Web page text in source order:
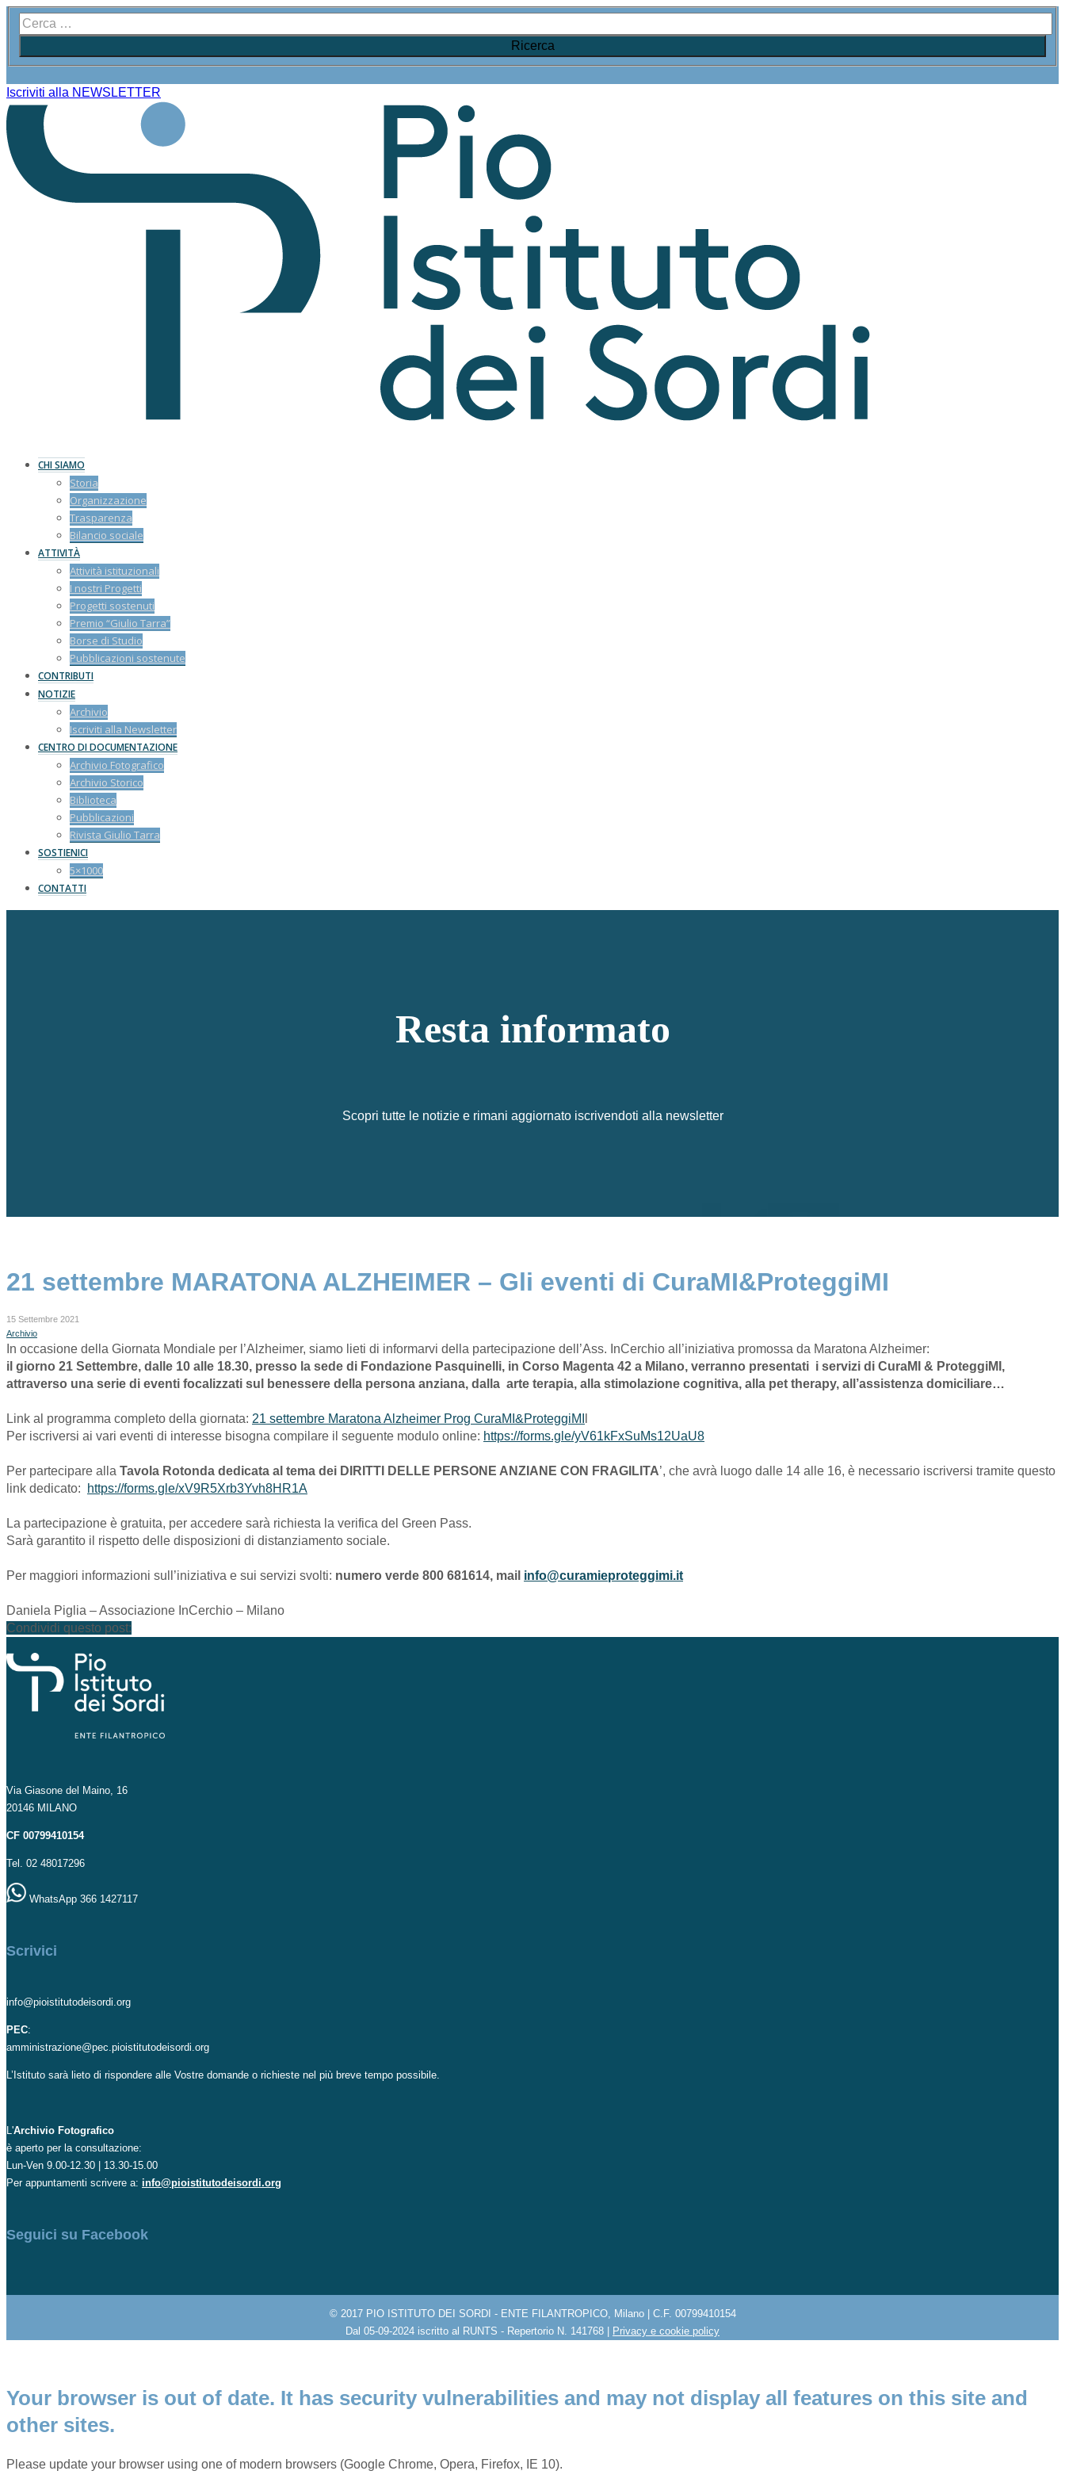
Iscriviti alla NEWSLETTER
CHI SIAMO
Storia
Organizzazione
Trasparenza
Bilancio sociale
ATTIVITÀ
Attività istituzionali
I nostri Progetti
Progetti sostenuti
Premio “Giulio Tarra”
Borse di Studio
Pubblicazioni sostenute
CONTRIBUTI
NOTIZIE
Archivio
Iscriviti alla Newsletter
CENTRO DI DOCUMENTAZIONE
Archivio Fotografico
Archivio Storico
Biblioteca
Pubblicazioni
Rivista Giulio Tarra
SOSTIENICI
5×1000
CONTATTI
Resta informato
Scopri tutte le notizie e rimani aggiornato iscrivendoti alla newsletter
21 settembre MARATONA ALZHEIMER – Gli eventi di CuraMI&ProteggiMI
15 Settembre 2021
Archivio
In occasione della Giornata Mondiale per l’Alzheimer, siamo lieti di informarvi della partecipazione dell’Ass. InCerchio all’iniziativa promossa da Maratona Alzheimer:
il giorno 21 Settembre, dalle 10 alle 18.30, presso la sede di Fondazione Pasquinelli, in Corso Magenta 42 a Milano, verranno presentati i servizi di CuraMI & ProteggiMI,
attraverso una serie di eventi focalizzati sul benessere della persona anziana, dalla arte terapia, alla stimolazione cognitiva, alla pet therapy, all’assistenza domiciliare…
Link al programma completo della giornata: 21 settembre Maratona Alzheimer Prog CuraMI&ProteggiMI
Per iscriversi ai vari eventi di interesse bisogna compilare il seguente modulo online: https://forms.gle/yV61kFxSuMs12UaU8
Per partecipare alla Tavola Rotonda dedicata al tema dei DIRITTI DELLE PERSONE ANZIANE CON FRAGILITA’, che avrà luogo dalle 14 alle 16, è necessario iscriversi tramite questo
link dedicato:
https://forms.gle/xV9R5Xrb3Yvh8HR1A
La partecipazione è gratuita, per accedere sarà richiesta la verifica del Green Pass.
Sarà garantito il rispetto delle disposizioni di distanziamento sociale.
Per maggiori informazioni sull’iniziativa e sui servizi svolti: numero verde 800 681614, mail info@curamieproteggimi.it
Daniela Piglia – Associazione InCerchio – Milano
Condividi questo post:
Via Giasone del Maino, 16
20146 MILANO
CF 00799410154
Tel. 02 48017296
WhatsApp 366 1427117
Scrivici
info@pioistitutodeisordi.org
PEC:
amministrazione@pec.pioistitutodeisordi.org
L’Istituto sarà lieto di rispondere alle Vostre domande o richieste nel più breve tempo possibile.
L'Archivio Fotografico
è aperto per la consultazione:
Lun-Ven 9.00-12.30 | 13.30-15.00
Per appuntamenti scrivere a: info@pioistitutodeisordi.org
Seguici su Facebook
© 2017 PIO ISTITUTO DEI SORDI - ENTE FILANTROPICO, Milano | C.F. 00799410154
Dal 05-09-2024 iscritto al RUNTS - Repertorio N. 141768 | Privacy e cookie policy
Your browser is out of date. It has security vulnerabilities and may not display all features on this site and
other sites.
Please update your browser using one of modern browsers (Google Chrome, Opera, Firefox, IE 10).